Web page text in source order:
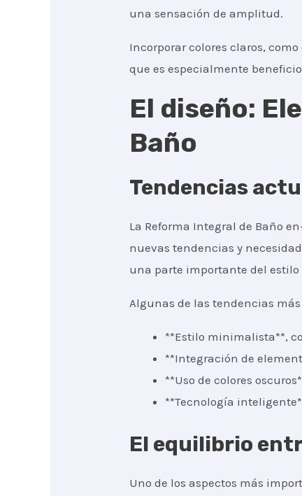
una sensación de amplitud.
Incorporar colores claros,
que es especialmente
El diseño:
Baño
Tendencias
La Reforma Integral de Baño
nuevas tendencias y
una parte importante del estilo
Algunas de las tendencias
**Estilo minimalista**,
**Integración de
**Uso de colores
**Tecnología
El equilibrio
Uno de los aspectos más